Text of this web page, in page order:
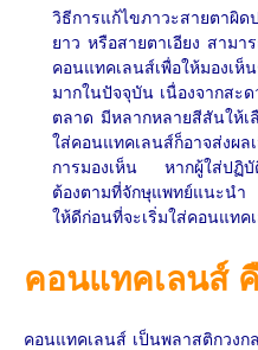
วิธีการแก้ไขภาวะสายตาผิ
ยาว หรือสายตาเอียง สาม
คอนแทคเลนส์เพื่อให้มอง
มากในปัจจุบัน เนื่องจากสะ
ตลาด มีหลากหลายสีสันให้เ
ใส่คอนแทคเลนส์ก็อาจส่งผล
การมองเห็น หากผู้ใส่ปฏิบั
ต้องตามที่จักษุแพทย์แนะนำ
ให้ดีก่อนที่จะเริ่มใส่คอนแทค
คอนแทคเลนส์
คอนแทคเลนส์ เป็นพลาสติกวง